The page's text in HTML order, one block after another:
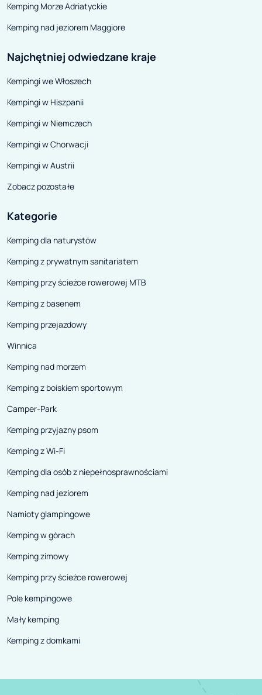
Kemping Morze Adriatyckie
Kemping nad jeziorem Maggiore
Najchętniej odwiedzane kraje
Kempingi we Włoszech
Kempingi w Hiszpanii
Kempingi w Niemczech
Kempingi w Chorwacji
Kempingi w Austrii
Zobacz pozostałe
Kategorie
Kemping dla naturystów
Kemping z prywatnym sanitariatem
Kemping przy ścieżce rowerowej MTB
Kemping z basenem
Kemping przejazdowy
Winnica
Kemping nad morzem
Kemping z boiskiem sportowym
Camper-Park
Kemping przyjazny psom
Kemping z Wi-Fi
Kemping dla osób z niepełnosprawnościami
Kemping nad jeziorem
Namioty glampingowe
Kemping w górach
Kemping zimowy
Kemping przy ścieżce rowerowej
Pole kempingowe
Mały kemping
Kemping z domkami